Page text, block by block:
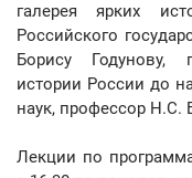
галерея ярких
Российского
Борису Годунову,
истории России до
наук, профессор Н.С.
Лекции по